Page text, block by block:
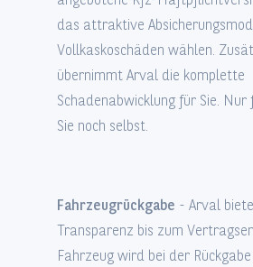
das attraktive
Vollkaskoschäden wählen.
übernimmt Arval die komplette
Schadenabwicklung für Sie. Nur
Sie noch selbst.
Fahrzeugrückgabe - Arval
Transparenz bis zum
Fahrzeug wird bei der